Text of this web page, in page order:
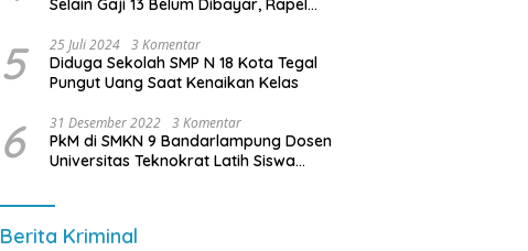
Selain Gaji 13 Belum Dibayar, Rapel
Dibayar
5 25 Juli 2024 3 Komentar
Diduga Sekolah SMP N 18 Kota Tegal
Pungut Uang Saat Kenaikan Kelas
6 31 Desember 2022 3 Komentar
PkM di SMKN 9 Bandarlampung Dosen
Universitas Teknokrat Latih Siswa
Berita Kriminal